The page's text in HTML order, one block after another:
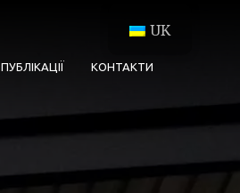
ПУБЛІКАЦІЇ КОНТАКТИ
UK